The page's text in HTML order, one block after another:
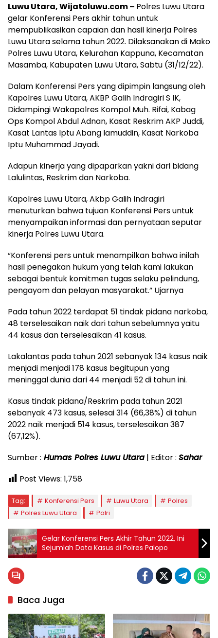
Luwu Utara, Wijatoluwu.com – Polres Luwu Utara
gelar Konferensi Pers akhir tahun untuk
mempublikasikan capaian dan hasil kinerja Polres
Luwu Utara selama tahun 2022. Dilaksanakan di Mako
Polres Luwu Utara, Kelurahan Kappuna, Kecamatan
Masamba, Kabupaten Luwu Utara, Sabtu (31/12/22).
Dalam Konferensi Pers yang dipimpin langsung oleh
Kapolres Luwu Utara, AKBP Galih Indragiri S IK,
Didampingi Wakapolres Kompol Muh. Rifai, Kabag
Ops Kompol Abdul Adnan, Kasat Reskrim AKP Juddi,
Kasat Lantas Iptu Abang lamuddin, Kasat Narkoba
Iptu Muhammad Jayadi.
Adapun kinerja yang dipaparkan yakni dari bidang
Lalulintas, Reskrim dan Narkoba.
Kapolres Luwu Utara, Akbp Galih Indragiri
menuturkan bahwa tujuan Konferensi Pers untuk
menyampaikan informasi dan pernyataan seputar
kinerja Polres Luwu Utara.
“Konferensi pers untuk menampilkan bahwa inilah
hasil penegakan hukum yang telah kami lakukan
sebagai bentuk komitmen tugas selaku pelindung,
pengayom dan pelayan masyarakat.” Ujarnya
Pada tahun 2022 terdapat 51 tindak pidana narkoba,
48 terselesaikan naik dari tahun sebelumnya yaitu
44 kasus dan terselesaikan 41 kasus.
Lakalantas pada tahun 2021 sebanyak 134 kasus naik
menjadi menjadi 178 kasus begitupun yang
meninggal dunia dari 44 menjadi 52 di tahun ini.
Kasus tindak pidana/Reskrim pada tahun 2021
sebanyak 473 kasus, selesai 314 (66,38%) di tahun
2022 naik menjadi 514 kasus, terselesaikan 387
(67,12%).
Sumber : Humas Polres Luwu Utara | Editor : Sahar
Post Views: 1,758
Tag: Konferensi Pers Luwu Utara
Polres
Polres Luwu Utara
Polri
Gelar Konferensi Pers Akhir Tahun 2022, Ini
Sejumlah Data Kasus di Polres Palopo
Baca Juga